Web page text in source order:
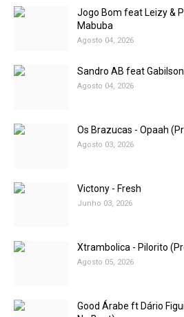
Jogo Bom feat Leizy &
Mabuba
Agosto 04, 2026
Sandro AB feat
Agosto 04, 2026
Os Brazucas - Opaah
Agosto 03, 2026
Victony - Fresh
Junho 03, 2026
Xtrambolica - Pilorito
Agosto 05, 2026
Good Árabe ft Dário